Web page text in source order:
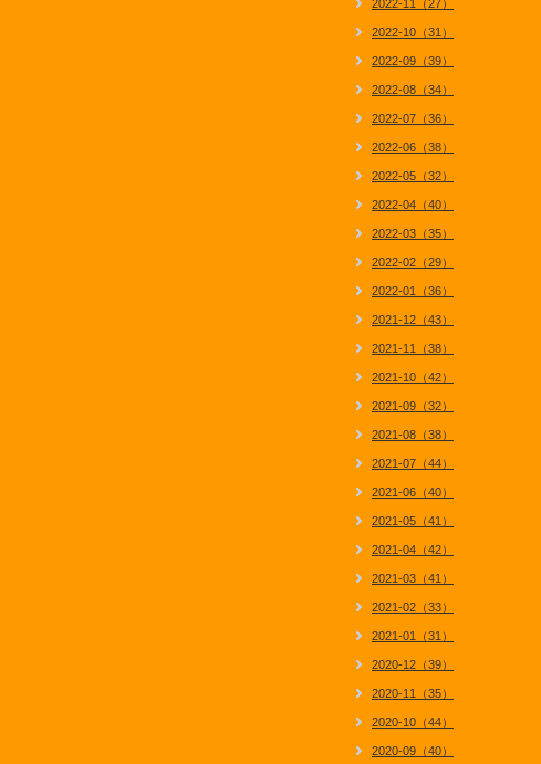
2022-11（27）
2022-10（31）
2022-09（39）
2022-08（34）
2022-07（36）
2022-06（38）
2022-05（32）
2022-04（40）
2022-03（35）
2022-02（29）
2022-01（36）
2021-12（43）
2021-11（38）
2021-10（42）
2021-09（32）
2021-08（38）
2021-07（44）
2021-06（40）
2021-05（41）
2021-04（42）
2021-03（41）
2021-02（33）
2021-01（31）
2020-12（39）
2020-11（35）
2020-10（44）
2020-09（40）